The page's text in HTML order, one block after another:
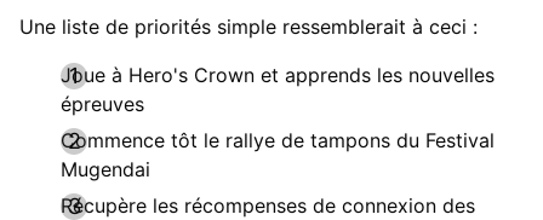
Une liste de priorités simple ressemblerait à ceci :
Joue à Hero's Crown et apprends les nouvelles
épreuves
Commence tôt le rallye de tampons du Festival
Mugendai
Récupère les récompenses de connexion des